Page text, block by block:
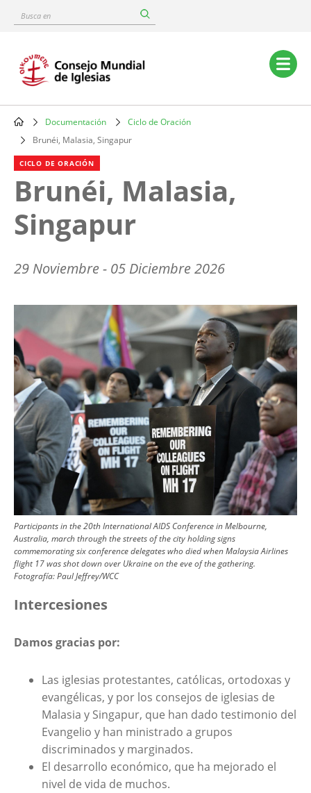
content
Busca
Main
navigation
Breadcrumb
Documentación
Ciclo de Oración
Brunéi, Malasia, Singapur
CICLO DE ORACIÓN
Brunéi, Malasia,
Singapur
29 Noviembre - 05 Diciembre 2026
Participants in the 20th International AIDS Conference in Melbourne,
Australia, march through the streets of the city holding signs
commemorating six conference delegates who died when Malaysia Airlines
flight 17 was shot down over Ukraine on the eve of the gathering.
Fotografía:Paul Jeffrey/WCC
Intercesiones
Damos gracias por:
Las iglesias protestantes, católicas, ortodoxas y
evangélicas, y por los consejos de iglesias de
Malasia y Singapur, que han dado testimonio del
Evangelio y han ministrado a grupos
discriminados y marginados.
El desarrollo económico, que ha mejorado el
nivel de vida de muchos.